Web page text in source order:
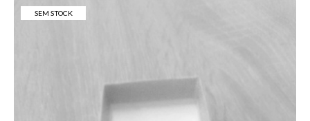
SEM STOCK